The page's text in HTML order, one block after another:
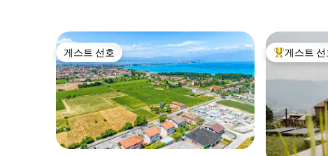
게스트 선호
게스트 선호 상위 게스트
게스트 선